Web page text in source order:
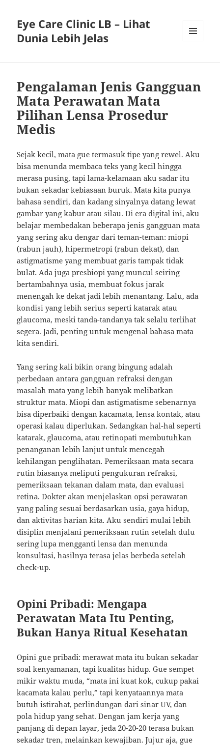
Eye Care Clinic LB – Lihat
Dunia Lebih Jelas
Pengalaman Jenis Gangguan
Mata Perawatan Mata
Pilihan Lensa Prosedur
Medis
Sejak kecil, mata gue termasuk tipe yang rewel. Aku
bisa menunda membaca teks yang kecil hingga
merasa pusing, tapi lama-kelamaan aku sadar itu
bukan sekadar kebiasaan buruk. Mata kita punya
bahasa sendiri, dan kadang sinyalnya datang lewat
gambar yang kabur atau silau. Di era digital ini, aku
belajar membedakan beberapa jenis gangguan mata
yang sering aku dengar dari teman-teman: miopi
(rabun jauh), hipermetropi (rabun dekat), dan
astigmatisme yang membuat garis tampak tidak
bulat. Ada juga presbiopi yang muncul seiring
bertambahnya usia, membuat fokus jarak
menengah ke dekat jadi lebih menantang. Lalu, ada
kondisi yang lebih serius seperti katarak atau
glaucoma, meski tanda-tandanya tak selalu terlihat
segera. Jadi, penting untuk mengenal bahasa mata
kita sendiri.
Yang sering kali bikin orang bingung adalah
perbedaan antara gangguan refraksi dengan
masalah mata yang lebih banyak melibatkan
struktur mata. Miopi dan astigmatisme sebenarnya
bisa diperbaiki dengan kacamata, lensa kontak, atau
operasi kalau diperlukan. Sedangkan hal-hal seperti
katarak, glaucoma, atau retinopati membutuhkan
penanganan lebih lanjut untuk mencegah
kehilangan penglihatan. Pemeriksaan mata secara
rutin biasanya meliputi pengukuran refraksi,
pemeriksaan tekanan dalam mata, dan evaluasi
retina. Dokter akan menjelaskan opsi perawatan
yang paling sesuai berdasarkan usia, gaya hidup,
dan aktivitas harian kita. Aku sendiri mulai lebih
disiplin menjalani pemeriksaan rutin setelah dulu
sering lupa mengganti lensa dan menunda
konsultasi, hasilnya terasa jelas berbeda setelah
check-up.
Opini Pribadi: Mengapa
Perawatan Mata Itu Penting,
Bukan Hanya Ritual Kesehatan
Opini gue pribadi: merawat mata itu bukan sekadar
soal kenyamanan, tapi kualitas hidup. Gue sempet
mikir waktu muda, “mata ini kuat kok, cukup pakai
kacamata kalau perlu,” tapi kenyataannya mata
butuh istirahat, perlindungan dari sinar UV, dan
pola hidup yang sehat. Dengan jam kerja yang
panjang di depan layar, jeda 20-20-20 terasa bukan
sekadar tren, melainkan kewajiban. Jujur aja, gue